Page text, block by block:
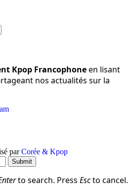
Kpop Francophoneen lisant
nos actualités sur la
parCorée & Kpop
Submit
to search. Press Escto cancel.